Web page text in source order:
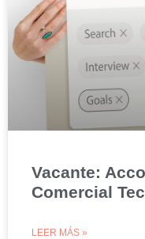
Vacante:
Comercial
LEER MÁS »